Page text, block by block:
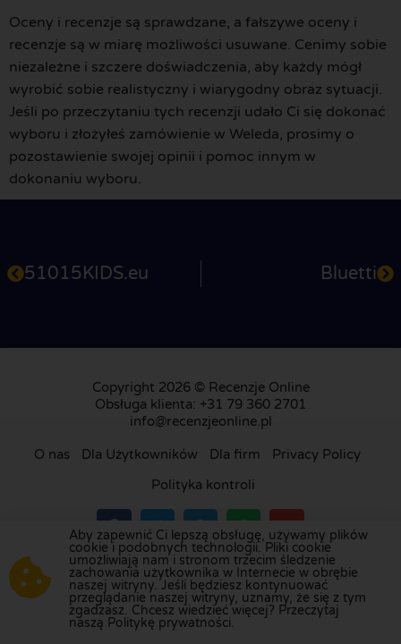
Oceny i recenzje są sprawdzane, a fałszywe oceny i
recenzje są w miarę możliwości usuwane. Cenimy sobie
niezależne i szczere doświadczenia, aby każdy mógł
wyrobić sobie realistyczny i wiarygodny obraz sytuacji.
Jeśli po przeczytaniu tych recenzji udało Ci się dokonać
wyboru i złożyłeś zamówienie w Weleda, prosimy o
pozostawienie swojej opinii i pomoc innym w
dokonaniu wyboru.
51015KIDS.eu Bluetti
Copyright 2026 © Recenzje Online
Obsługa klienta: +31 79 360 2701
info@recenzjeonline.pl
O nas Dla Użytkowników Dla firm
Privacy Policy
Polityka kontroli
Odwiedź naszą platformę recenzji wHolandii,
Wielkiej Brytanii,Francji,Niemczech,Belgii,
Hiszpanii,Włoszech, Portugalii,Danii,Finlandii i
Szwecji.
Aby zapewnić Ci lepszą obsługę, używamy plików
cookie i podobnych technologii. Pliki cookie
umożliwiają nam i stronom trzecim śledzenie
zachowania użytkownika w Internecie w obrębie
naszej witryny. Jeśli będziesz kontynuować
przeglądanie naszej witryny, uznamy, że się z tym
zgadzasz. Chcesz wiedzieć więcej? Przeczytaj
naszą Politykę prywatności.